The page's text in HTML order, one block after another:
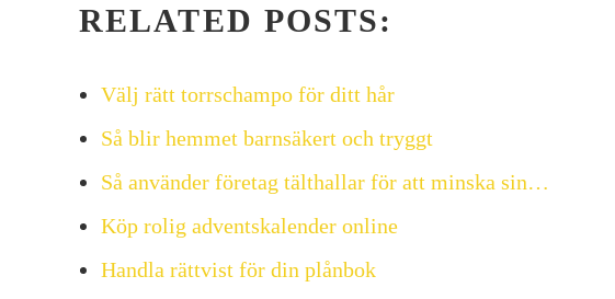
RELATED POSTS:
Välj rätt torrschampo för ditt hår
Så blir hemmet barnsäkert och tryggt
Så använder företag tälthallar för att minska sin…
Köp rolig adventskalender online
Handla rättvist för din plånbok